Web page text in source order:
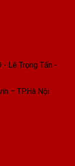
Lê Trọng Tấn -
– TP.Hà Nội